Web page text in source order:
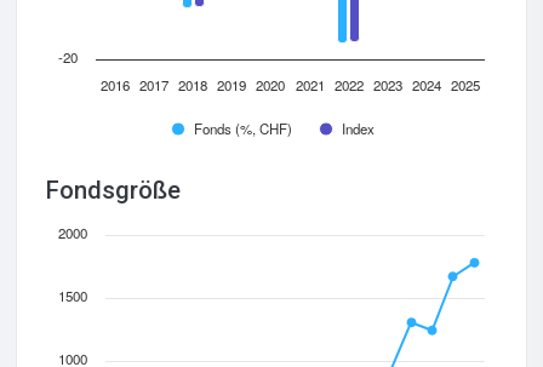
Fonds (%, CHF) Index
2016 2017 2018 2019 2020 2021 2022 2023 2024 2025
-20
Fondsgröße
1000
1500
2000